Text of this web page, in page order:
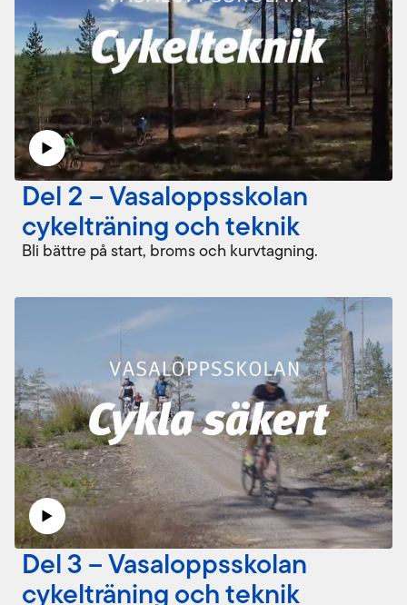
Del 2 – Vasaloppsskolan
cykelträning och teknik
Bli bättre på start, broms och kurvtagning.
Del 3 – Vasaloppsskolan
cykelträning och teknik